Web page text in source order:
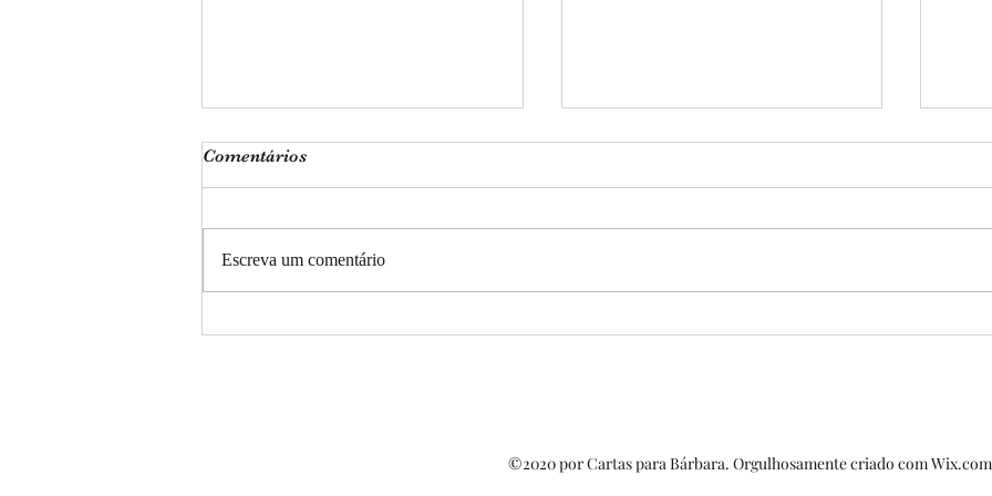
Comentários
Escreva um comentário
©2020 por Cartas para Bárbara. Orgulhosamente criado com Wix.com